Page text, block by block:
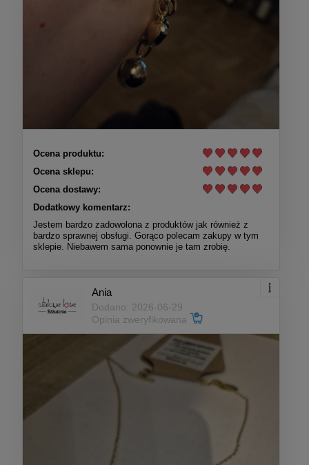
Ocena produktu:
Ocena sklepu:
Ocena dostawy:
Dodatkowy komentarz:
Jestem bardzo zadowolona z produktów jak również z
bardzo sprawnej obsługi. Gorąco polecam zakupy w tym
sklepie. Niebawem sama ponownie je tam zrobię.
Ania
Dodano: 2026-06-29
Opinia zweryfikowana